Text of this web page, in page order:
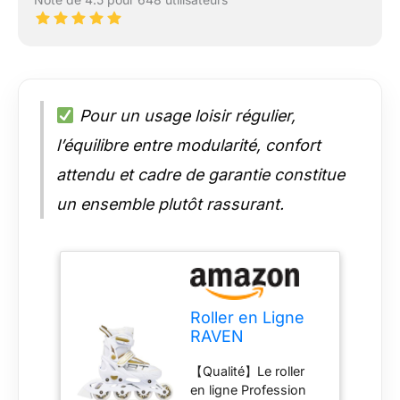
Pour un usage loisir régulier,
l’équilibre entre modularité, confort
attendu et cadre de garantie constitue
un ensemble plutôt rassurant.
Roller en Ligne
RAVEN
Pointure
Ajustable -
【Qualité】Le roller
en ligne Profession